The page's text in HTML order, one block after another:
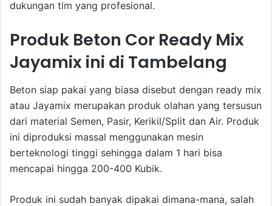
dukungan tim yang profesional.
Produk Beton Cor Ready Mix
Jayamix ini di Tambelang
Beton siap pakai yang biasa disebut dengan ready mix
atau Jayamix merupakan produk olahan yang tersusun
dari material Semen, Pasir, Kerikil/Split dan Air. Produk
ini diproduksi massal menggunakan mesin
berteknologi tinggi sehingga dalam 1 hari bisa
mencapai hingga 200-400 Kubik.
Produk ini sudah banyak dipakai dimana-mana, salah